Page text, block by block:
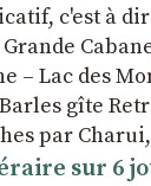
c'est à
– Lac des
gîte
par
sur 6